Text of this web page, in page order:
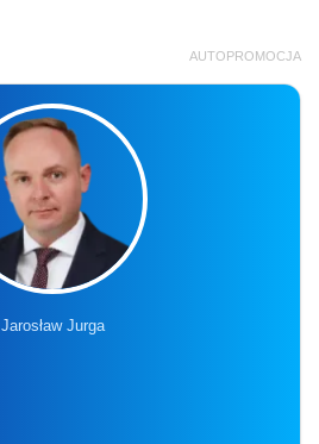
AUTOPROMOCJA
Jarosław Jurga